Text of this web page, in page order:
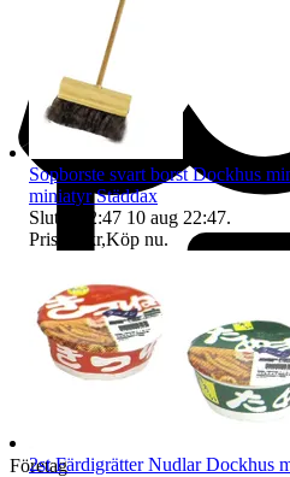
Företag
Sopborste svart borst Dockhus
miniatyr Städdax
Sluttid
22:47 10 aug 22:47.
Pris:
14 kr,Köp nu.
2st Färdigrätter Nudlar Dockhus